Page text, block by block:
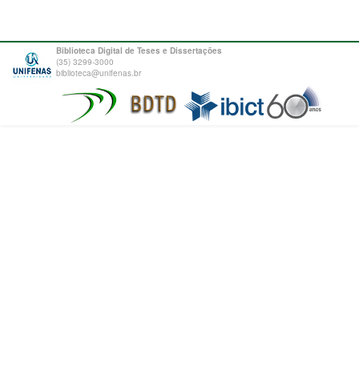
Biblioteca Digital de Teses e Dissertações
(35) 3299-3000
biblioteca@unifenas.br